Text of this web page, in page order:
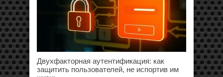
Двухфакторная аутентификация: как
защитить пользователей, не испортив им